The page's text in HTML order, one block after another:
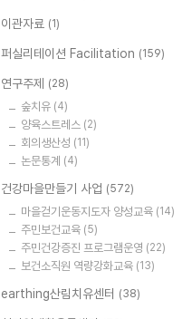
이관자료 (1)
퍼실리테이션 Facilitation (159)
연구주제 (28)
숲치유 (4)
양육스트레스 (2)
회의생산성 (11)
논문통계 (4)
건강마을만들기 사업 (572)
마을걷기운동지도자 양성교육 (14)
주민보건교육 (5)
주민건강증진 프로그램운영 (22)
보건소직원 역량강화교육 (13)
earthing산림치유센터 (38)